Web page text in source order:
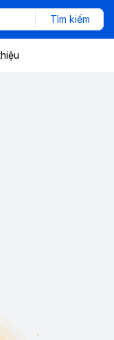
Tìm kiếm